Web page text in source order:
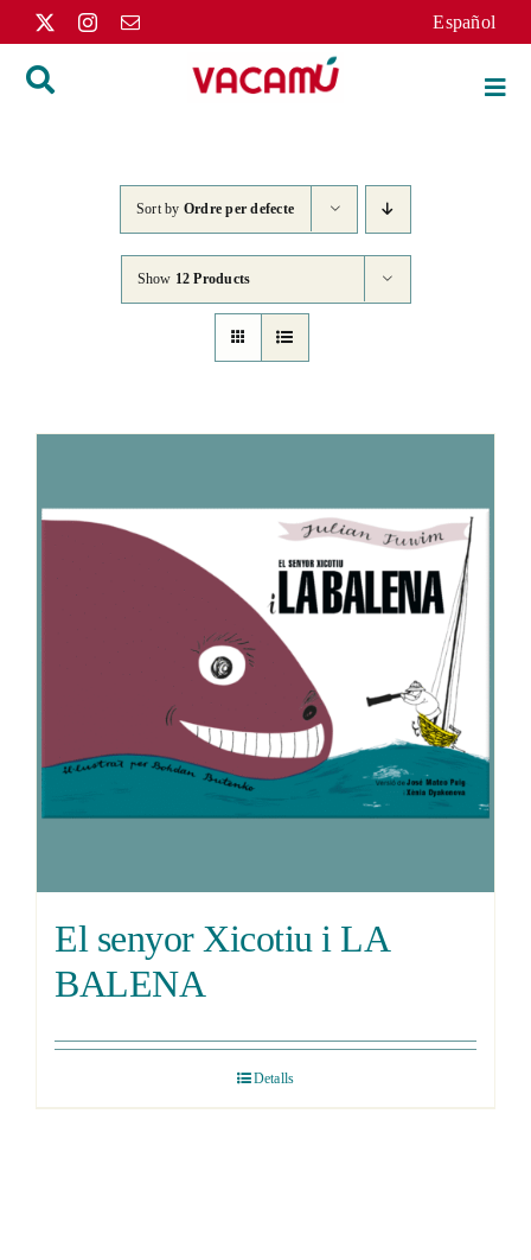
to
content
Español
L’editorial
Sort by Ordre per defecte
Show 12 Products
El senyor Xicotiu i LA
BALENA
Detalls